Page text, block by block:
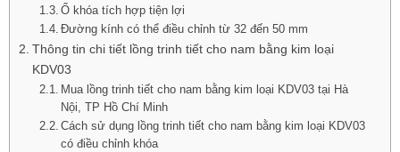
Ổ khóa tích hợp tiện lợi
Đường kính có thể điều chỉnh từ 32 đến 50 mm
Thông tin chi tiết lồng trinh tiết cho nam bằng kim loại
KDV03
Mua lồng trinh tiết cho nam bằng kim loại KDV03 tại Hà
Nội, TP Hồ Chí Minh
Cách sử dụng lồng trinh tiết cho nam bằng kim loại KDV03
có điều chỉnh khóa